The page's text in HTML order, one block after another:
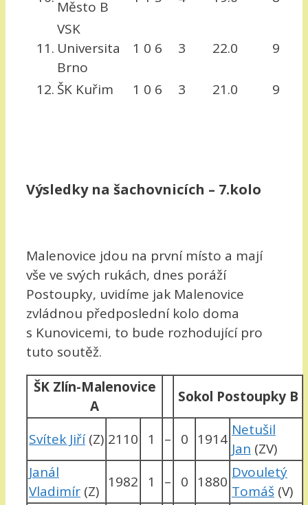
Město B
11.
VSK
Universita
Brno
1 0 6 3 22.0 9
12. ŠK Kuřim 1 0 6 3 21.0 9
Výsledky na šachovnicích – 7.kolo
Malenovice jdou na první místo a mají
vše ve svých rukách, dnes poráží
Postoupky, uvidíme jak Malenovice
zvládnou předposlední kolo doma
s Kunovicemi, to bude rozhodující pro
tuto soutěž.
ŠK Zlín-Malenovice
A
Sokol Postoupky B
Svítek Jiří(Z) 2110 1 – 0 1914
Netušil
Jan (ZV)
Janál
Vladimír (Z)
1982 1 – 0 1880
Dvouletý
Tomáš (V)